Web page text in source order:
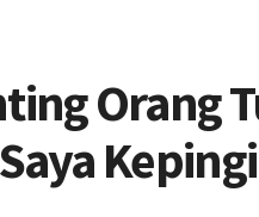
Orang